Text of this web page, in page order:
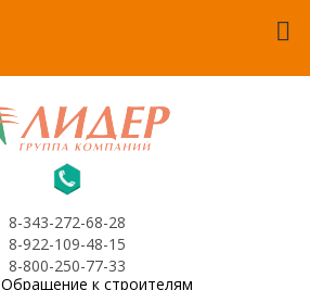
8-343-272-68-28
8-922-109-48-15
8-800-250-77-33
Обращение к строителям